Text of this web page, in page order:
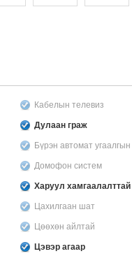
Кабелын телевиз
Дулаан граж
Бүрэн автомат
Домофон систем
Харуул хамгаалалттай
Цахилгаан шат
Цөөхөн айлтай
Цэвэр агаар